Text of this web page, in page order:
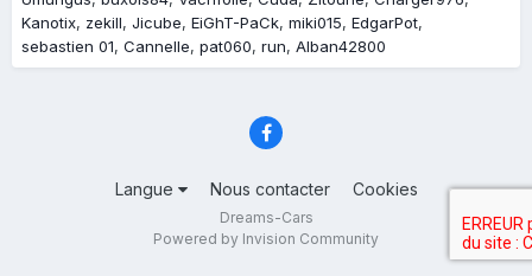
Kanotix zekill Jicube EiGhT-PaCk miki015 EdgarPot
sebastien 01 Cannelle pat060 run Alban42800
Langue Nous contacter Cookies
Dreams-Cars
Powered by Invision Community